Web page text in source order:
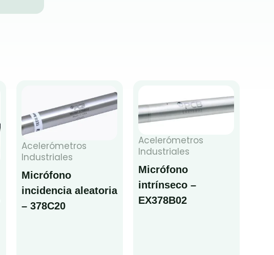
Acelerómetros
Industriales
Micrófono
incidencia aleatoria
– 378C20
Acelerómetros
Industriales
Micrófono
intrínseco –
EX378B02